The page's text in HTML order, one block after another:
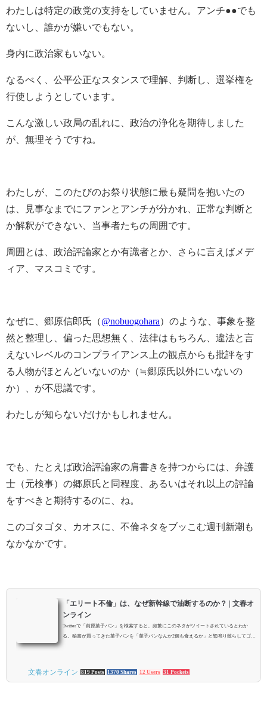
わたしは特定の政党の支持をしていません。アンチ●●でも
ないし、誰かが嫌いでもない。
身内に政治家もいない。
なるべく、公平公正なスタンスで理解、判断し、選挙権を
行使しようとしています。
こんな激しい政局の乱れに、政治の浄化を期待しました
が、無理そうですね。
わたしが、このたびのお祭り状態に最も疑問を抱いたの
は、見事なまでにファンとアンチが分かれ、正常な判断と
か解釈ができない、当事者たちの周囲です。
周囲とは、政治評論家とか有識者とか、さらに言えばメデ
ィア、マスコミです。
なぜに、郷原信郎氏（@nobuogohara）のような、事象を整
然と整理し、偏った思想無く、法律はもちろん、違法と言
えないレベルのコンプライアンス上の観点からも批評をす
る人物がほとんどいないのか（≒郷原氏以外にいないの
か）、が不思議です。
わたしが知らないだけかもしれません。
でも、たとえば政治評論家の肩書きを持つからには、弁護
士（元検事）の郷原氏と同程度、あるいはそれ以上の評論
をすべきと期待するのに、ね。
このゴタゴタ、カオスに、不倫ネタをブッこむ週刊新潮も
なかなかです。
「エリート不倫」は、なぜ新幹線で油断するのか？ | 文春オ
ンライン
Twitterで「前原菓子パン」を検索すると、頻繁にこのネタがツイートされているとわか
る。秘書が買ってきた菓子パンを「菓子パンなんか2個も食えるか」と怒鳴り散らしてゴミ
文春オンライン 819 Posts 1370 Shares 12 Users 31 Pockets